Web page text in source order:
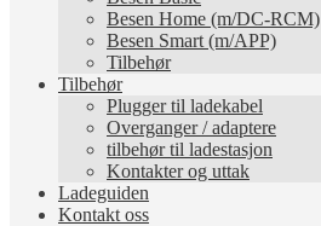
Besen Home (m/DC-RCM)
Besen Smart (m/APP)
Tilbehør
Tilbehør
Plugger til ladekabel
Overganger / adaptere
tilbehør til ladestasjon
Kontakter og uttak
Ladeguiden
Kontakt oss